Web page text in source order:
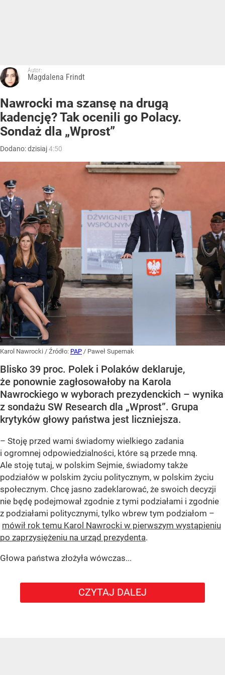
Autor:
Magdalena Frindt
Nawrocki ma szansę na drugą
kadencję? Tak ocenili go Polacy.
Sondaż dla „Wprost”
Dodano:dzisiaj4:50
Karol Nawrocki / Źródło: PAP / Paweł Supernak
Blisko 39 proc. Polek i Polaków deklaruje,
że ponownie zagłosowałoby na Karola
Nawrockiego w wyborach prezydenckich – wynika
z sondażu SW Research dla „Wprost”. Grupa
krytyków głowy państwa jest liczniejsza.
– Stoję przed wami świadomy wielkiego zadania
i ogromnej odpowiedzialności, które są przede mną.
Ale stoję tutaj, w polskim Sejmie, świadomy także
podziałów w polskim życiu politycznym, w polskim życiu
społecznym. Chcę jasno zadeklarować, że swoich decyzji
nie będę podejmował zgodnie z tymi podziałami i zgodnie
z podziałami politycznymi, tylko wbrew tym podziałom –
mówił rok temu Karol Nawrocki w pierwszym wystąpieniu
po zaprzysiężeniu na urząd prezydenta.
Głowa państwa złożyła wówczas...
CZYTAJ DALEJ